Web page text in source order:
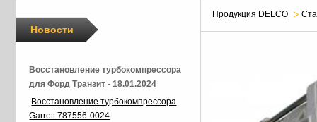
Продукция DELCO
Новости
Восстановление турбокомпрессора
для Форд Транзит - 18.01.2024
Восстановление турбокомпрессора
Garrett 787556-0024